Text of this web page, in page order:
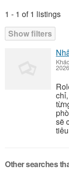
1 - 1 of 1 listings
Show filters
Listings
sẽ
Other searches